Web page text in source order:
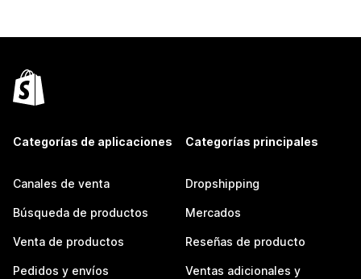
Categorías de aplicaciones
Canales de venta
Búsqueda de productos
Venta de productos
Pedidos y envíos
Categorías principales
Dropshipping
Mercados
Reseñas de producto
Ventas adicionales y